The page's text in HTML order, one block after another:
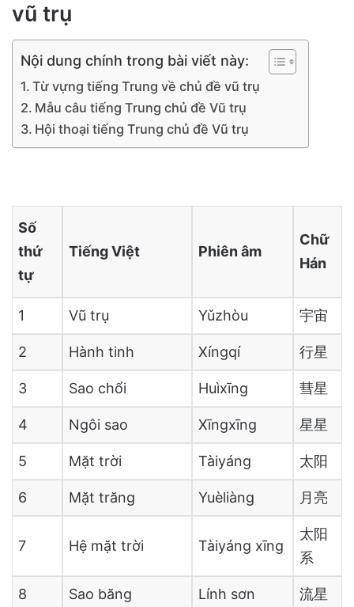
vũ trụ
Nội dung chính trong bài viết này:
Từ vựng tiếng Trung về chủ đề vũ trụ
Mẫu câu tiếng Trung chủ đề Vũ trụ
Hội thoại tiếng Trung chủ đề Vũ trụ
Số
thứ
tự
Tiếng Việt Phiên âm
Chữ
Hán
1 Vũ trụ Yǔzhòu 宇宙
2 Hành tinh Xíngqí 行星
3 Sao chổi Huìxīng 彗星
4 Ngôi sao Xīngxīng 星星
5 Mặt trời Tàiyáng 太阳
6 Mặt trăng Yuèliàng 月亮
7 Hệ mặt trời Tàiyáng xīng
太阳
系
8 Sao băng Lính sơn 流星